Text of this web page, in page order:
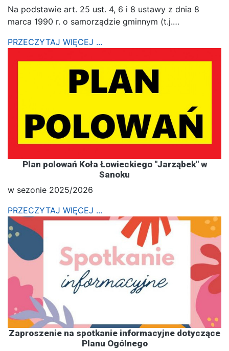
Na podstawie art. 25 ust. 4, 6 i 8 ustawy z dnia 8
marca 1990 r. o samorządzie gminnym (t.j.…
PRZECZYTAJ WIĘCEJ ...
Plan polowań Koła Łowieckiego "Jarząbek" w
Sanoku
w sezonie 2025/2026
PRZECZYTAJ WIĘCEJ ...
Zaproszenie na spotkanie informacyjne dotyczące
Planu Ogólnego